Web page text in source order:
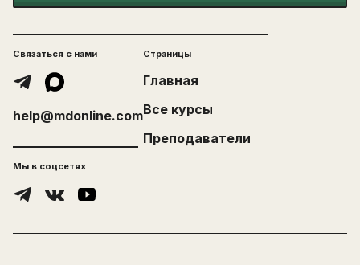
Связаться с нами
help@mdonline.com
Страницы
Главная
Все курсы
Преподаватели
Мы в соцсетях